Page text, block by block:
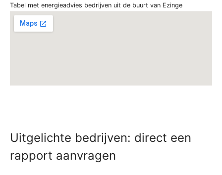
Tabel met energieadvies bedrijven uit de buurt van Ezinge
Uitgelichte bedrijven: direct een
rapport aanvragen